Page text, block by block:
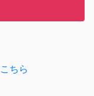
こちら